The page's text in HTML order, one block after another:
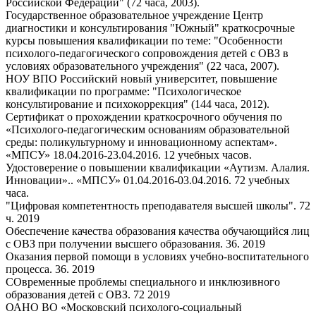
Российской Федерации" (72 часа, 2003).
Государственное образовательное учреждение Центр
диагностики и консультирования "Южный" краткосрочные
курсы повышения квалификации по теме: "Особенности
психолого-педагогического сопровождения детей с ОВЗ в
условиях образовательного учреждения" (22 часа, 2007).
НОУ ВПО Российский новый университет, повышение
квалификации по программе: "Психологическое
консультирование и психокоррекция" (144 часа, 2012).
Сертификат о прохождении краткосрочного обучения по
«Психолого-педагогическим основаниям образовательной
среды: поликультурному и инновационному аспектам».
«МПСУ» 18.04.2016-23.04.2016. 12 учебных часов.
Удостоверение о повышении квалификации «Аутизм. Алалия.
Инновации».. «МПСУ» 01.04.2016-03.04.2016. 72 учебных
часа.
"Цифровая компетентность преподавателя высшей школы". 72
ч. 2019
Обеспечение качества образования качества обучающийся лиц
с ОВЗ при получении высшего образования. 36. 2019
Оказания первой помощи в условиях учебно-воспитательного
процесса. 36. 2019
СОвременные проблемы специального и инклюзивного
образования детей с ОВЗ. 72 2019
ОАНО ВО «Московский психолого-социальный